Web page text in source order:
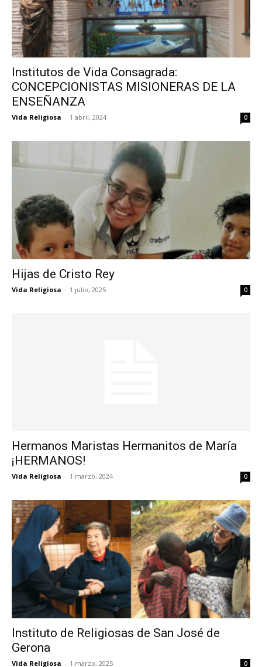
Institutos de Vida Consagrada:
CONCEPCIONISTAS MISIONERAS DE LA
ENSEÑANZA
Vida Religiosa - 1 abril, 2024 0
Hijas de Cristo Rey
Vida Religiosa - 1 julio, 2025 0
Hermanos Maristas Hermanitos de María
¡HERMANOS!
Vida Religiosa - 1 marzo, 2024 0
Instituto de Religiosas de San José de
Gerona
Vida Religiosa - 1 marzo, 2025 0